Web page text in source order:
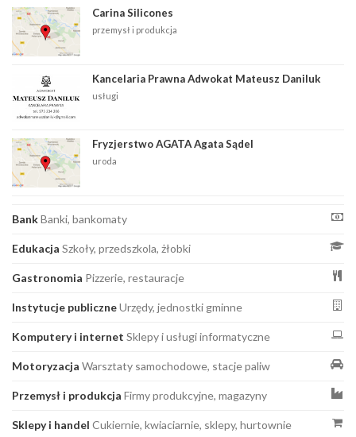
Carina Silicones
przemysł i produkcja
Kancelaria Prawna Adwokat Mateusz Daniluk
usługi
Fryzjerstwo AGATA Agata Sądel
uroda
BankBanki, bankomaty
Edukacja Szkoły, przedszkola, żłobki
Gastronomia Pizzerie, restauracje
Instytucje publiczneUrzędy, jednostki gminne
Komputery i internet Sklepy i usługi informatyczne
Motoryzacja Warsztaty samochodowe, stacje paliw
Przemysł i produkcja Firmy produkcyjne, magazyny
Sklepy i handel Cukiernie, kwiaciarnie, sklepy, hurtownie